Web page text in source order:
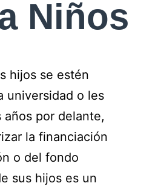
Niños
hijos se estén
universidad o les
años por delante,
la financiación
o del fondo
sus hijos es un